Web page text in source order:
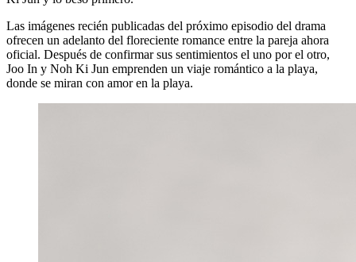
Las imágenes recién publicadas del próximo episodio del drama
ofrecen un adelanto del floreciente romance entre la pareja ahora
oficial. Después de confirmar sus sentimientos el uno por el otro,
Joo In y Noh Ki Jun emprenden un viaje romántico a la playa,
donde se miran con amor en la playa.